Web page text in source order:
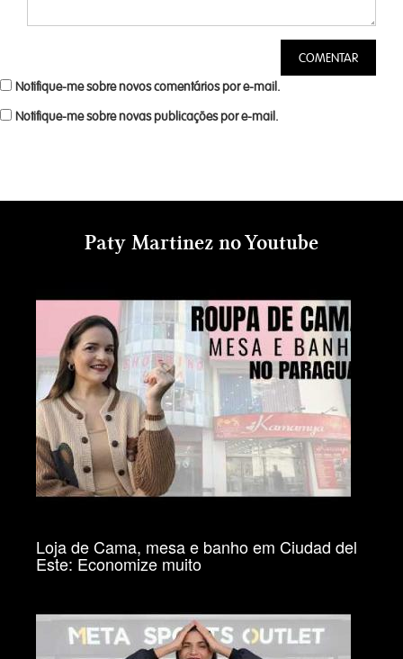
Notifique-me sobre novos comentários por e-mail.
Notifique-me sobre novas publicações por e-mail.
Paty Martinez no Youtube
Loja de Cama, mesa e banho em Ciudad del
Este: Economize muito